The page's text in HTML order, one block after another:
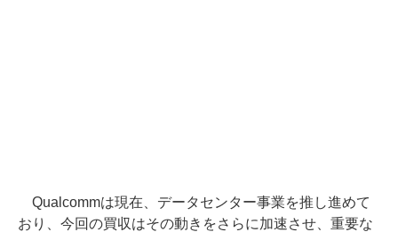
Qualcommは現在、データセンター事業を推し進めて
おり、今回の買収はその動きをさらに加速させ、重要な